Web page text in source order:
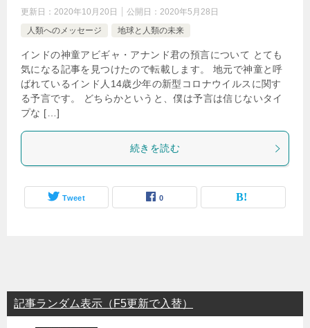
更新日： 2020年10月20日 公開日： 2020年5月28日
人類へのメッセージ
地球と人類の未来
インドの神童アビギャ・アナンド君の預言について とても
気になる記事を見つけたので転載します。 地元で神童と呼
ばれているインド人14歳少年の新型コロナウイルスに関す
る予言です。 どちらかというと、僕は予言は信じないタイ
プな […]
続きを読む
Tweet 0
記事ランダム表示（F5更新で入替）